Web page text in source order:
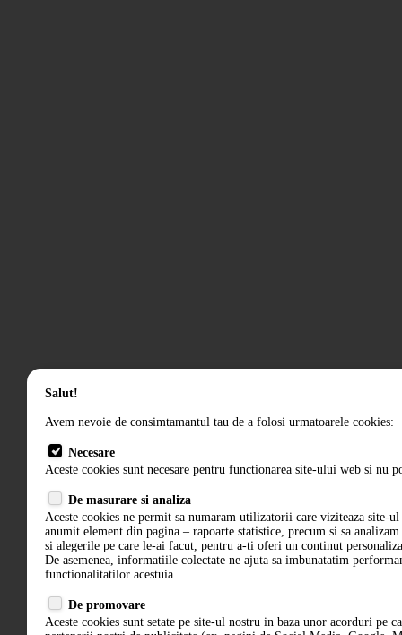
Salut!
Avem nevoie de consimtamantul tau de a folosi urmatoarele cookies:
Necesare
Aceste cookies sunt necesare pentru functionarea site-ului web si nu
De masurare si analiza
Aceste cookies ne permit sa numaram utilizatorii care viziteaza site-ul
anumit element din pagina – rapoarte statistice, precum si sa
si alegerile pe care le-ai facut, pentru a-ti oferi un continut
De asemenea, informatiile colectate ne ajuta sa imbunatatim
functionalitatilor acestuia.
De promovare
Aceste cookies sunt setate pe site-ul nostru in baza unor acorduri pe